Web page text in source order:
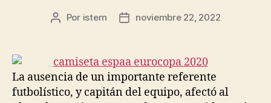
Autor
entrada
Por istern
Fecha
entrada
noviembre 22, 2022
La ausencia de un importante referente
futbolístico, y capitán del equipo, afectó al